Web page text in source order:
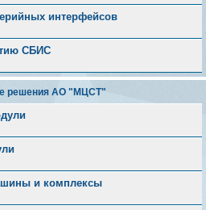
интерфейсов
СБИС
решения АО "МЦСТ"
и комплексы